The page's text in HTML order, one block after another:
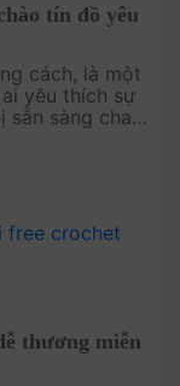
tín đồ yêu
cách, là một
yêu thích sự
sẵn sàng chart
thương miễn